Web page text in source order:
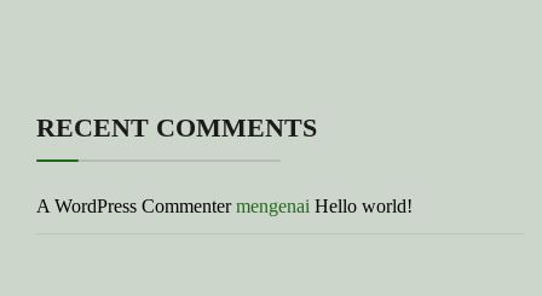
RECENT COMMENTS
A WordPress Commentermengenai Hello world!